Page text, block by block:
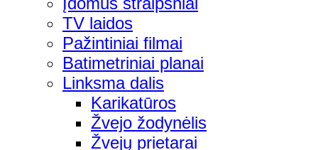
TV laidos
Pažintiniai filmai
Batimetriniai planai
Linksma dalis
Karikatūros
Žvejo žodynėlis
Žvejų prietarai